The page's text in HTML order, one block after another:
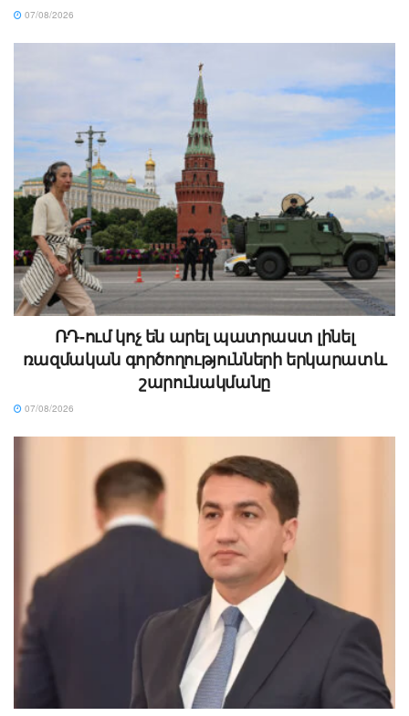
07/08/2026
ՌԴ-ում կոչ են արել պատրաստ լինել
ռազմական գործողությունների երկարատև
շարունակմանը
07/08/2026